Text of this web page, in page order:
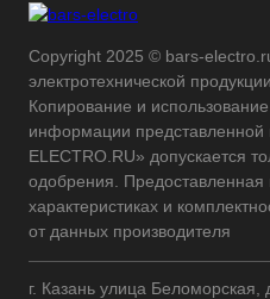
Copyright 2025 © bars-
электротехнической
Копирование и
информации представленной
ELECTRO.RU» допускается
одобрения.
характеристиках и
от данных производителя
г. Казань улица Беломорская,